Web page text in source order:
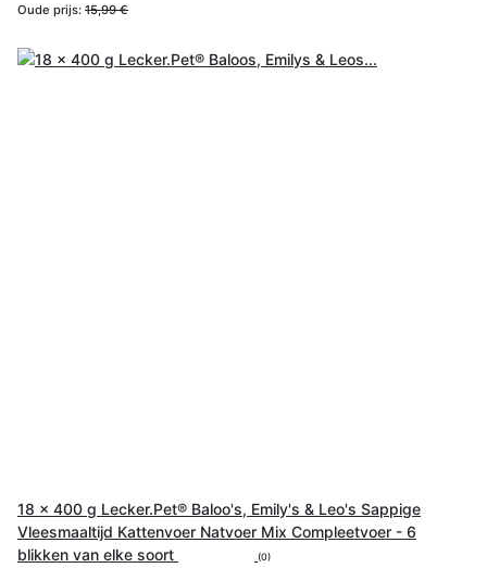
Oude prijs: 15,99 €
18 x 400 g Lecker.Pet® Baloo's, Emily's & Leo's Sappige
Vleesmaaltijd Kattenvoer Natvoer Mix Compleetvoer - 6
blikken van elke soort
(0)